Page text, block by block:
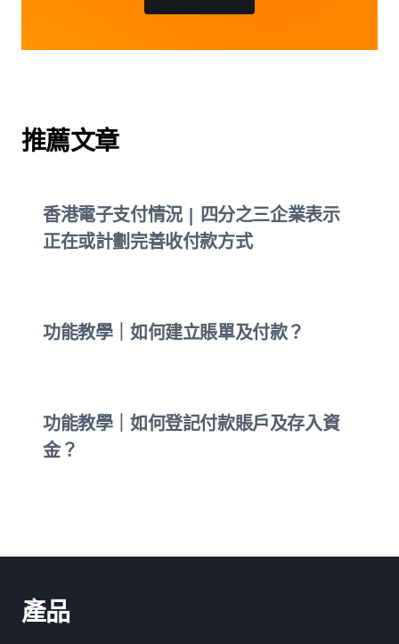
推薦文章
香港電子支付情況 | 四分之三企業表示
正在或計劃完善收付款方式
功能教學｜如何建立賬單及付款？
功能教學｜如何登記付款賬戶及存入資
金？
產品